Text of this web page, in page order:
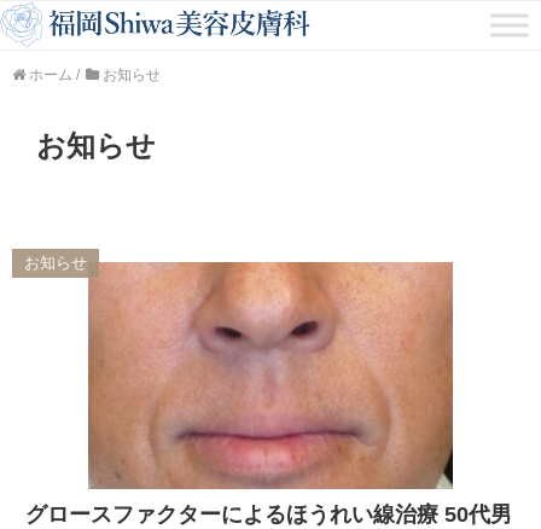
ホーム / お知らせ
お知らせ
お知らせ
グロースファクターによるほうれい線治療 50代男